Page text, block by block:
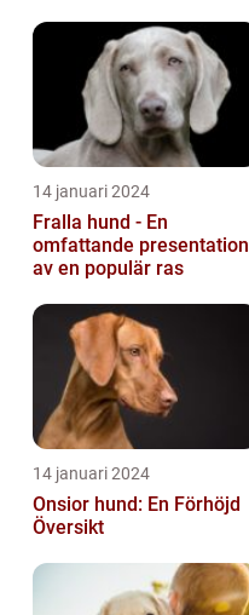
14 januari 2024
Fralla hund - En
omfattande presentation
av en populär ras
14 januari 2024
Onsior hund: En Förhöjd
Översikt